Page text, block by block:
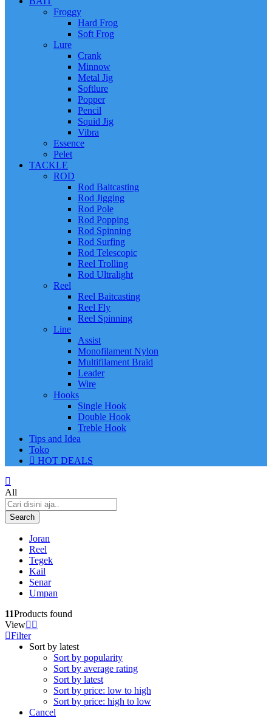
Froggy
Hard Frog
Soft Frog
Lure
Crank
Minnow
Metal Jig
Softlure
Popper
Pencil
Squid Jig
Vibra
Essence
Pelet
TACKLE
ROD
Rod Baitcasting
Rod Jigging
Rod Pole
Rod Popping
Rod Spinning
Rod Surfing
Rod Telescopic
Reel Trolling
Rod Ultralight
Reel
Reel Baitcasting
Reel Fly
Reel Spinning
Line
Assist
Monofilament Nylon
Multifilament Braid
Leader
Wire
Hooks
Single Hook
Double Hook
Treble Hook
Tips and Idea
Toko
HOT DEALS
All
Search
Joran
Reel
Tegek
Kail
Senar
Umpan
11Products found
View
Filter
Sort by latest
Sort by popularity
Sort by average rating
Sort by latest
Sort by price: low to high
Sort by price: high to low
Cancel